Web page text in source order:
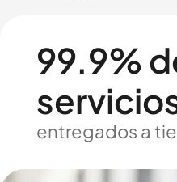
99.9%
entregados a